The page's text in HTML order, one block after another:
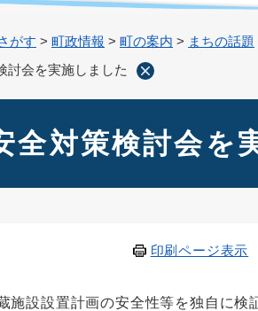
がす > 町政情報 > 町の案内 > まちの話題
討会を実施しました
全対策検討会を
印刷ページ表示
施設設置計画の安全性等を独自に検